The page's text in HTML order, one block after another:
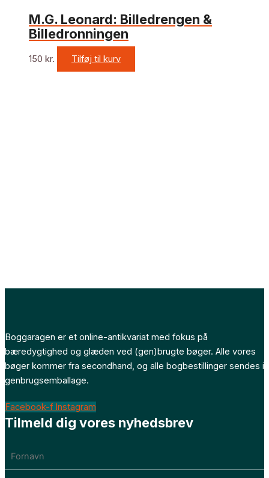
M.G. Leonard: Billedrengen &
Billedronningen
150 kr. Tilføj til kurv
Boggaragen er et online-antikvariat med fokus på
bæredygtighed og glæden ved (gen)brugte bøger. Alle vores
bøger kommer fra secondhand, og alle bogbestillinger sendes i
genbrugsemballage.
Facebook-f Instagram
Tilmeld dig vores nyhedsbrev